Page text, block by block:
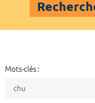
Mots-clés :